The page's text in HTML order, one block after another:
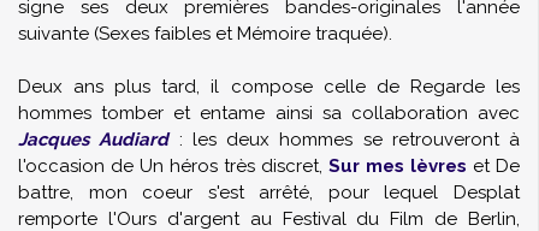
signe ses deux premières bandes-originales l'année
suivante (Sexes faibles et Mémoire traquée).
Deux ans plus tard, il compose celle de Regarde les
hommes tomber et entame ainsi sa collaboration avec
Jacques Audiard: les deux hommes se retrouveront à
l'occasion de Un héros très discret, Sur mes lèvres et De
battre, mon coeur s'est arrêté, pour lequel Desplat
remporte l'Ours d'argent au Festival du Film de Berlin,